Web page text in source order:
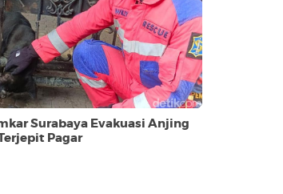
Surabaya Evakuasi Anjing
Pagar